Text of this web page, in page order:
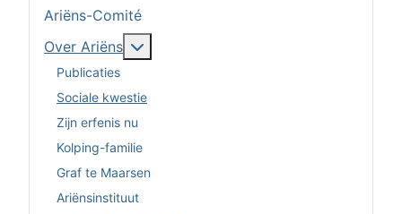
Ariëns-Comité
Over Ariëns
Publicaties
Sociale kwestie
Zijn erfenis nu
Kolping-familie
Graf te Maarsen
Ariënsinstituut